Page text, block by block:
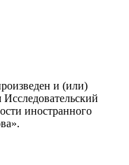
и (или)
иностранного